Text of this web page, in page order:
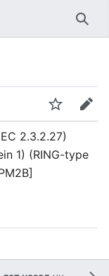
Следить
2.3.2.27)
1) (RING-type